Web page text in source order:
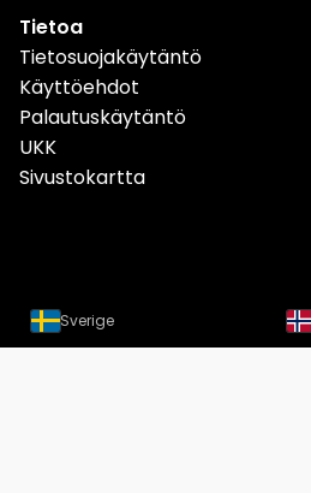
Tietoa
Tietosuojakäytäntö
Käyttöehdot
Palautuskäytäntö
UKK
Sivustokartta
Sverige